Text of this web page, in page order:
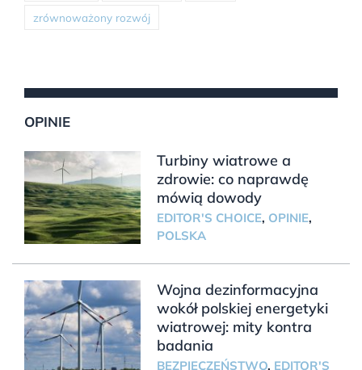
zrównoważony rozwój
OPINIE
Turbiny wiatrowe a
zdrowie: co naprawdę
mówią dowody
EDITOR'S CHOICE, OPINIE,
POLSKA
Wojna dezinformacyjna
wokół polskiej energetyki
wiatrowej: mity kontra
badania
BEZPIECZEŃSTWO, EDITOR'S